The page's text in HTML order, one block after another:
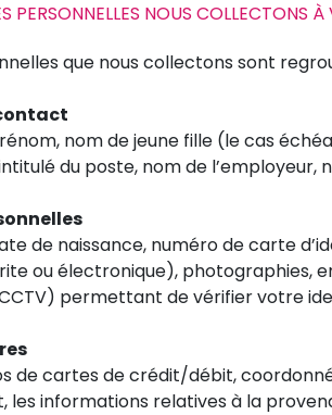
PERSONNELLES NOUS COLLECTONS
que nous collectons sont
nom de jeune fille (le cas
du poste, nom de l’employeur,
de naissance, numéro de carte
ou électronique), photographies,
permettant de vérifier votre
de cartes de crédit/débit,
les informations relatives à la